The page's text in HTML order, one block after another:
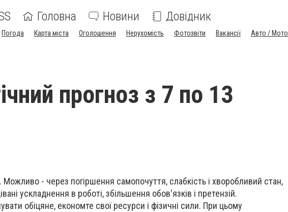
Головна Новини Довідник
Погода Карта міста Оголошення Нерухомість Фотозвіти Вакансії Авто / Мото
прогноз з 7 по 13
Можливо - через погіршення самопочуття, слабкість і хворобливий стан,
ускладнення в роботі,збільшення обов'язків і претензій.
обіцяне, економте свої ресурси і фізичні сили. При цьому